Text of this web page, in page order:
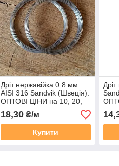
Дріт нержавійка 0.8 мм
AISI 316 Sandvik (Швеція).
ОПТОВІ ЦІНИ на 10, 20,
50, 100, 200 метрів
18,30₴/м
Купити
50,